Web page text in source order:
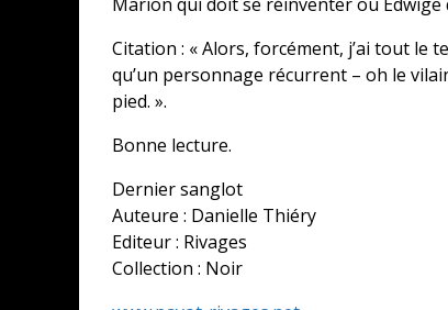
Citation : « Alors, forcément, j’ai tout le
qu’un personnage récurrent – oh le
pied. ».
Bonne lecture.
Dernier sanglot
Auteure : Danielle Thiéry
Editeur : Rivages
Collection : Noir
SUR XBOX ONE OU
Daily Passions